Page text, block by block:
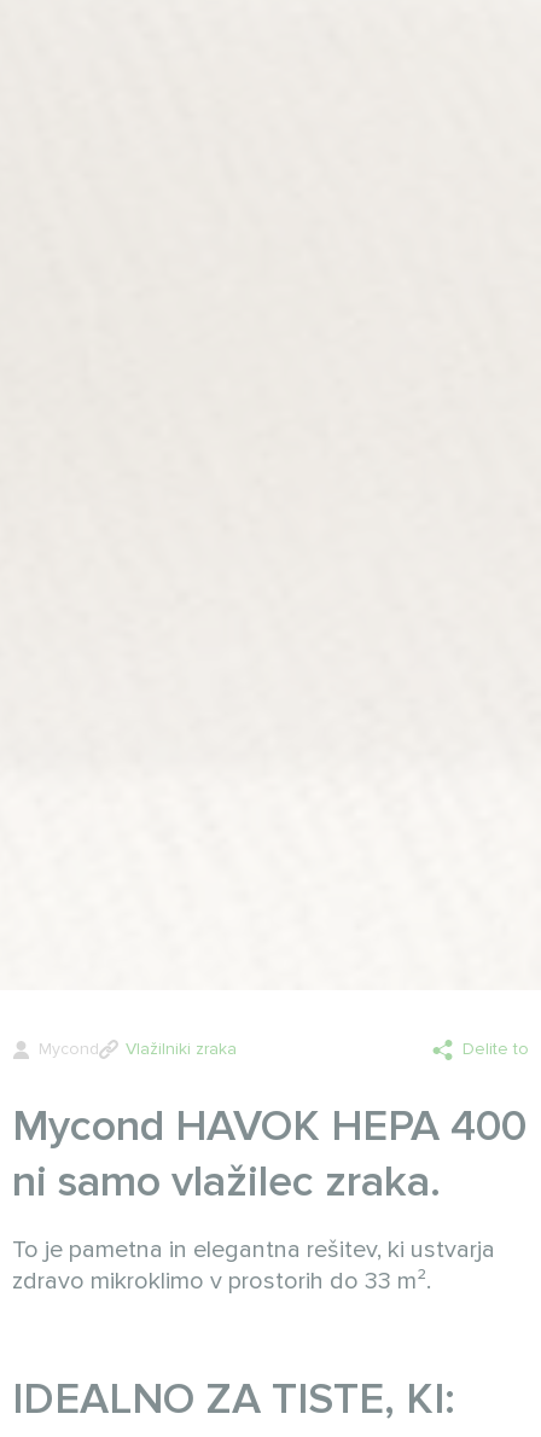
Mycond Vlažilniki zraka Delite to
Mycond HAVOK HEPA 400
ni samo vlažilec zraka.
To je pametna in elegantna rešitev, ki ustvarja
zdravo mikroklimo v prostorih do 33 m².
IDEALNO ZA TISTE, KI: